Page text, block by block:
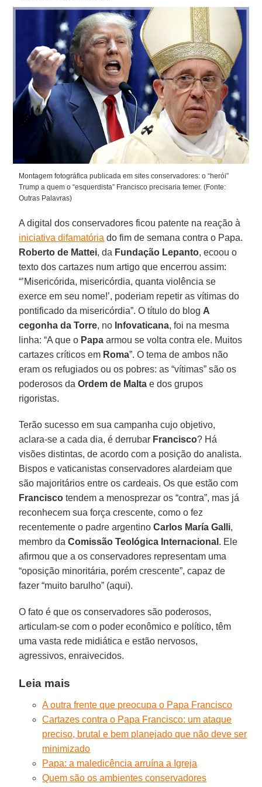
Montagem fotográfica publicada em sites conservadores: o “herói”
Trump a quem o “esquerdista” Francisco precisaria temer. (Fonte:
Outras Palavras)
A digital dos conservadores ficou patente na reação à
iniciativa difamatória do fim de semana contra o Papa.
Roberto de Mattei, da Fundação Lepanto, ecoou o
texto dos cartazes num artigo que encerrou assim:
“’Misericórida, misericórdia, quanta violência se
exerce em seu nome!’, poderiam repetir as vítimas do
pontificado da misericórdia”. O título do blog A
cegonha da Torre, no Infovaticana, foi na mesma
linha: “A que o Papa armou se volta contra ele. Muitos
cartazes críticos em Roma”. O tema de ambos não
eram os refugiados ou os pobres: as “vítimas” são os
poderosos daOrdem de Malta e dos grupos
rigoristas.
Terão sucesso em sua campanha cujo objetivo,
aclara-se a cada dia, é derrubar Francisco? Há
visões distintas, de acordo com a posição do analista.
Bispos e vaticanistas conservadores alardeiam que
são majoritários entre os cardeais. Os que estão com
Francisco tendem a menosprezar os “contra”, mas já
reconhecem sua força crescente, como o fez
recentemente o padre argentinoCarlos María Galli,
membro daComissão Teológica Internacional . Ele
afirmou que a os conservadores representam uma
“oposição minoritária, porém crescente”, capaz de
fazer “muito barulho” (aqui).
O fato é que os conservadores são poderosos,
articulam-se com o poder econômico e político, têm
uma vasta rede midiática e estão nervosos,
agressivos, enraivecidos.
Leia mais
A outra frente que preocupa o Papa Francisco
Cartazes contra o Papa Francisco: um ataque
preciso, brutal e bem planejado que não deve ser
minimizado
Papa: a maledicência arruína a Igreja
Quem são os ambientes conservadores